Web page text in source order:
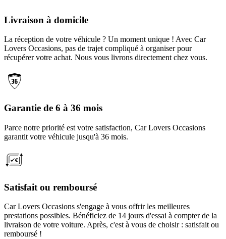
Livraison à domicile
La réception de votre véhicule ? Un moment unique ! Avec Car
Lovers Occasions, pas de trajet compliqué à organiser pour
récupérer votre achat. Nous vous livrons directement chez vous.
Garantie de 6 à 36 mois
Parce notre priorité est votre satisfaction, Car Lovers Occasions
garantit votre véhicule jusqu'à 36 mois.
Satisfait ou remboursé
Car Lovers Occasions s'engage à vous offrir les meilleures
prestations possibles. Bénéficiez de 14 jours d'essai à compter de la
livraison de votre voiture. Après, c'est à vous de choisir : satisfait ou
remboursé !